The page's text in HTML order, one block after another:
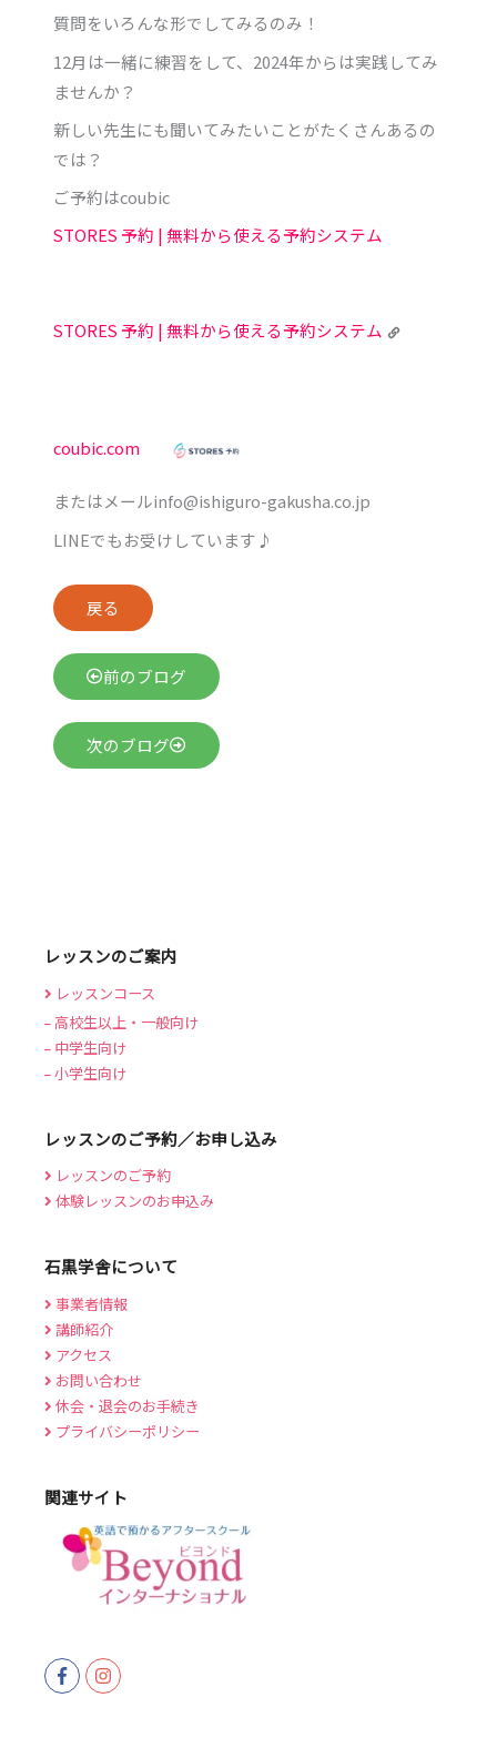
質問をいろんな形でしてみるのみ！
12月は一緒に練習をして、2024年からは実践してみ
ませんか？
新しい先生にも聞いてみたいことがたくさんあるの
では？
ご予約はcoubic
STORES 予約 | 無料から使える予約システム
STORES 予約 | 無料から使える予約システム
coubic.com
またはメールinfo@ishiguro-gakusha.co.jp
LINEでもお受けしています♪
戻る
前のブログ
次のブログ
レッスンのご案内
レッスンコース
高校生以上・一般向け
中学生向け
小学生向け
レッスンのご予約／お申し込み
レッスンのご予約
体験レッスンのお申込み
石黒学舎について
事業者情報
講師紹介
アクセス
お問い合わせ
休会・退会のお手続き
プライバシーポリシー
関連サイト